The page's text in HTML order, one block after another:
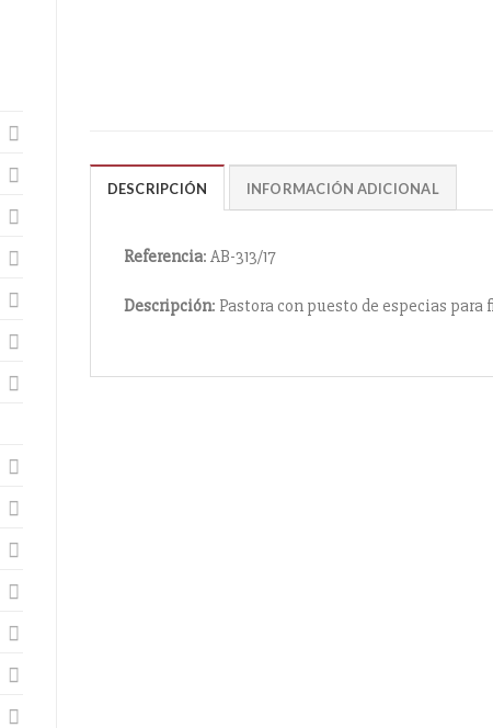
DESCRIPCIÓN INFORMACIÓN ADICIONAL
Referencia: AB-313/17
Descripción: Pastora con puesto de especias para